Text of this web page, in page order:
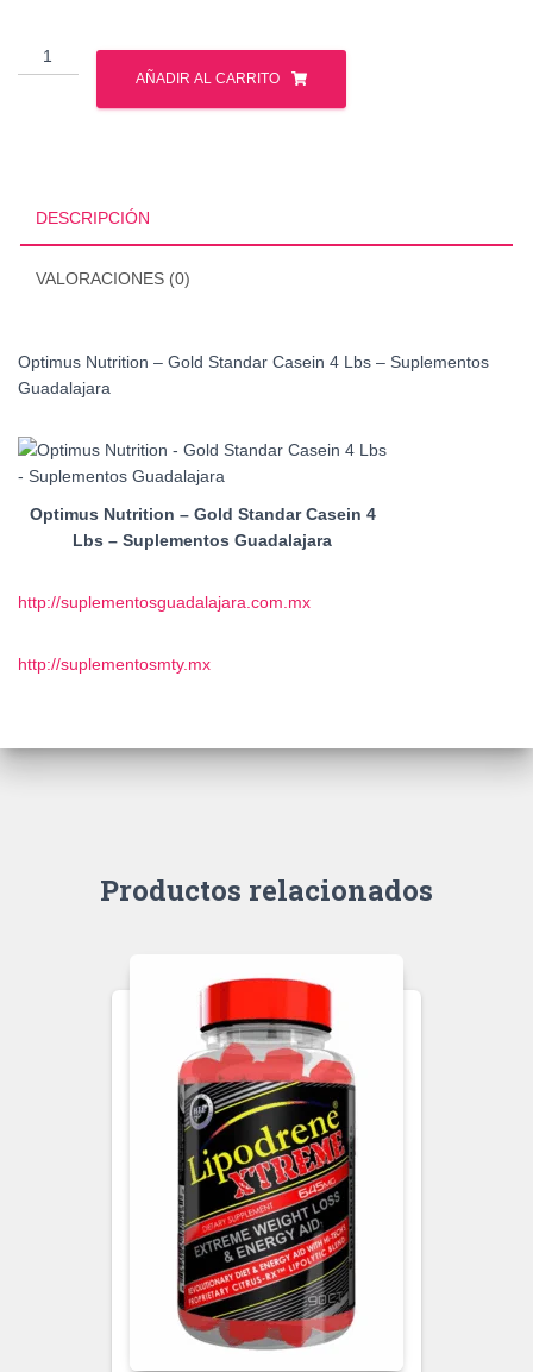
Optimus
Nutrition
AÑADIR AL CARRITO
DESCRIPCIÓN
VALORACIONES (0)
Optimus Nutrition – Gold Standar Casein 4 Lbs – Suplementos
Guadalajara
Optimus Nutrition – Gold Standar Casein 4
Lbs – Suplementos Guadalajara
http://suplementosguadalajara.com.mx
http://suplementosmty.mx
Productos relacionados